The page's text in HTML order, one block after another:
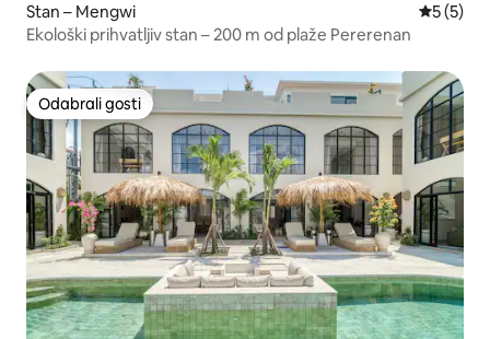
Stan – Mengwi
5 (5)
Ekološki prihvatljiv stan – 200 m od plaže Pererenan
Odabrali gosti
Odabrali gosti